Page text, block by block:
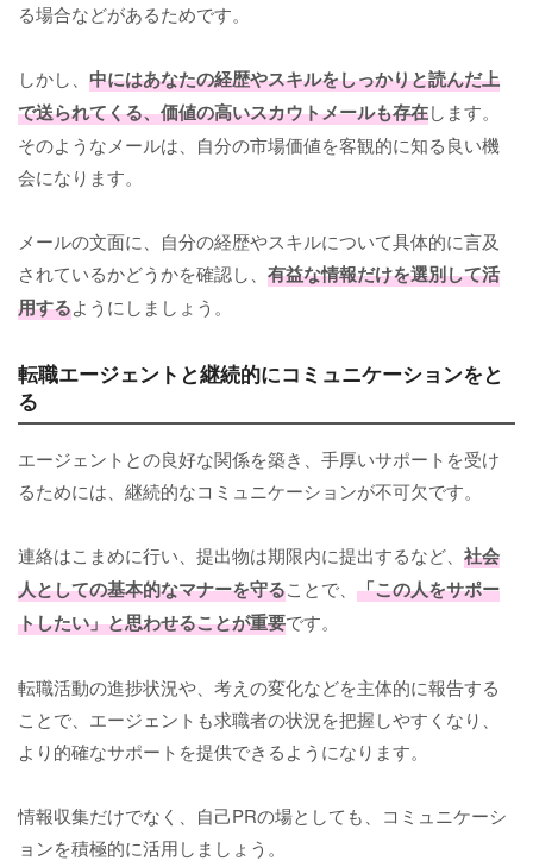
る場合などがあるためです。
しかし、 中にはあなたの経歴やスキルをしっかりと読んだ上
で送られてくる、価値の高いスカウトメールも存在します。
そのようなメールは、自分の市場価値を客観的に知る良い機
会になります。
メールの文面に、自分の経歴やスキルについて具体的に言及
されているかどうかを確認し、 有益な情報だけを選別して活
用するようにしましょう。
転職エージェントと継続的にコミュニケーションをと
る
エージェントとの良好な関係を築き、手厚いサポートを受け
るためには、継続的なコミュニケーションが不可欠です。
連絡はこまめに行い、提出物は期限内に提出するなど、 社会
人としての基本的なマナーを守ることで、 「この人をサポー
トしたい」と思わせることが重要です。
転職活動の進捗状況や、考えの変化などを主体的に報告する
ことで、エージェントも求職者の状況を把握しやすくなり、
より的確なサポートを提供できるようになります。
情報収集だけでなく、自己PRの場としても、コミュニケーシ
ョンを積極的に活用しましょう。